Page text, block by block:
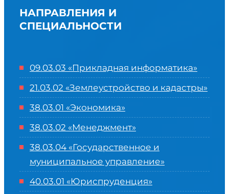
НАПРАВЛЕНИЯ И
СПЕЦИАЛЬНОСТИ
09.03.03 «Прикладная информатика»
21.03.02 «Землеустройство и кадастры»
38.03.01 «Экономика»
38.03.02 «Менеджмент»
38.03.04 «Государственное и
муниципальное управление»
40.03.01 «Юриспруденция»